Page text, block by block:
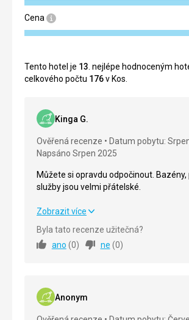
Cena
Tento hotel je 13 . nejlépe hodnoceným
celkového počtu 176v Kos.
Kinga G.
Ověřená recenze
Datum pobytu:
Napsáno Srpen 2025
Můžete si opravdu odpočinout. Bazény,
služby jsou velmi přátelské.
Můžete si opravdu odpočinout. Bazény,
Strava
Okolí
Zobrazit více
Byla tato recenze užitečná?
ano (0) ne (0)
Anonym